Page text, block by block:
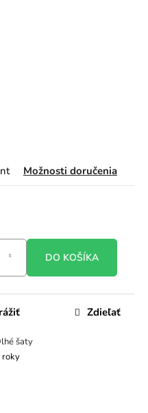
Možnosti doručenia
DO KOŠÍKA
šaty
roky
Zdieľať